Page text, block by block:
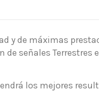
y de máximas
de señales Terrestres
los mejores